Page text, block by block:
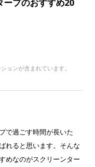
ープのおすすめ20
ョンが含まれています。
で過ごす時間が長いた
れると思います。そんな
めなのがスクリーンター